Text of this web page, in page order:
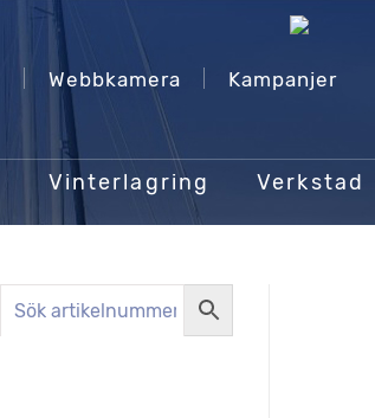
Webbkamera Kampanjer
Vinterlagring Verkstad